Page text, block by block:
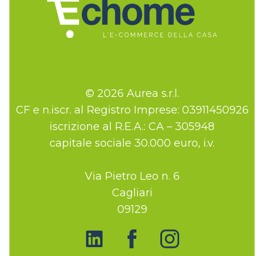
© 2026 Aurea s.r.l.
CF e n.iscr. al Registro Imprese: 03911450926
iscrizione al R.E.A.: CA – 305948
capitale sociale 30.000 euro, i.v.
Via Pietro Leo n. 6
Cagliari
09129